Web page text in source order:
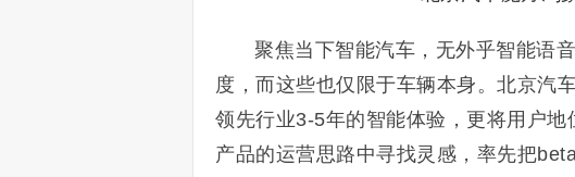
聚焦当下智能汽车，无外乎智能语
度，而这些也仅限于车辆本身。北京汽
领先行业3-5年的智能体验，更将用户
产品的运营思路中寻找灵感，率先把